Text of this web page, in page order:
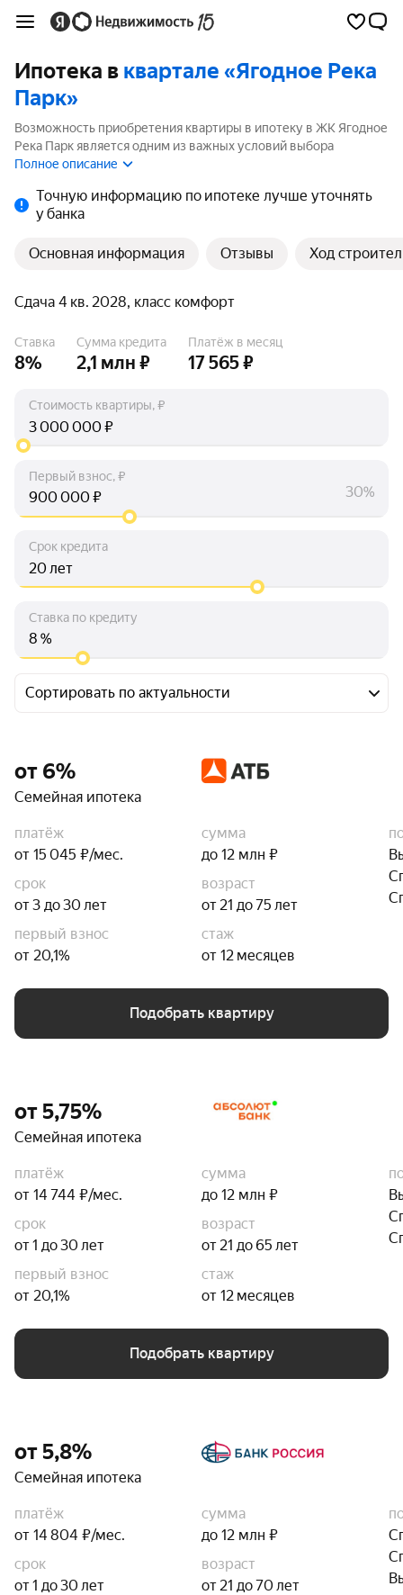
Ипотека в квартале «Ягодное Река
Парк»
Возможность приобретения квартиры в ипотеку в ЖК Ягодное
Река Парк является одним из важных условий выбора
квартиры. На странице мы собрали программы кредитования
Полное описание
Точную информацию по ипотеке лучше уточнять
у банка
Основная информация Отзывы Ход
Сдача 4 кв. 2028, класс комфорт
Ставка
8%
Сумма кредита
2,1 млн ₽
Платёж в месяц
17 565 ₽
Стоимость квартиры, ₽
₽
Первый взнос, ₽
₽ 30%
Срок кредита
лет
Ставка по кредиту
%
Сортировать по актуальности
от 6%
Семейная ипотека
платёж
от 15 045 ₽/мес.
сумма
до 12 млн ₽
срок
от 3 до 30 лет
возраст
от 21 до 75 лет
первый взнос
от 20,1%
стаж
от 12 месяцев
Подобрать квартиру
от 5,75%
Семейная ипотека
платёж
от 14 744 ₽/мес.
сумма
до 12 млн ₽
срок
от 1 до 30 лет
возраст
от 21 до 65 лет
первый взнос
от 20,1%
стаж
от 12 месяцев
Подобрать квартиру
от 5,8%
Семейная ипотека
платёж
от 14 804 ₽/мес.
сумма
до 12 млн ₽
срок
от 1 до 30 лет
возраст
от 21 до 70 лет